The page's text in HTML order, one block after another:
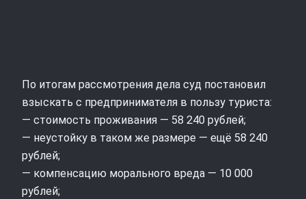
По итогам рассмотрения дела суд постановил
взыскать с предпринимателя в пользу туриста:
— стоимость проживания — 58 240 рублей;
— неустойку в таком же размере — ещё 58 240
рублей;
— компенсацию морального вреда — 10 000
рублей;